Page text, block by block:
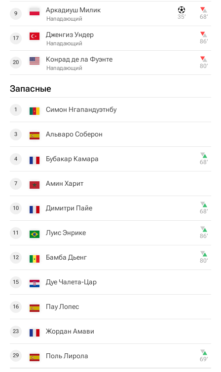
9 Аркадиуш Милик
Нападающий 35‎’‎ 68‎’‎
17 Дженгиз Ундер
Нападающий 86‎’‎
20 Конрад де ла Фуэнте
Нападающий 80‎’‎
Запасные
1 Симон Нгапандуэтнбу
3 Альваро Соберон
4 Бубакар Камара 68‎’‎
7 Амин Харит
10 Димитри Пайе 68‎’‎
11 Луис Энрике 86‎’‎
12 Бамба Дьенг 80‎’‎
15 Дуе Чалета-Цар
16 Пау Лопес
23 Жордан Амави
29 Поль Лирола 69‎’‎